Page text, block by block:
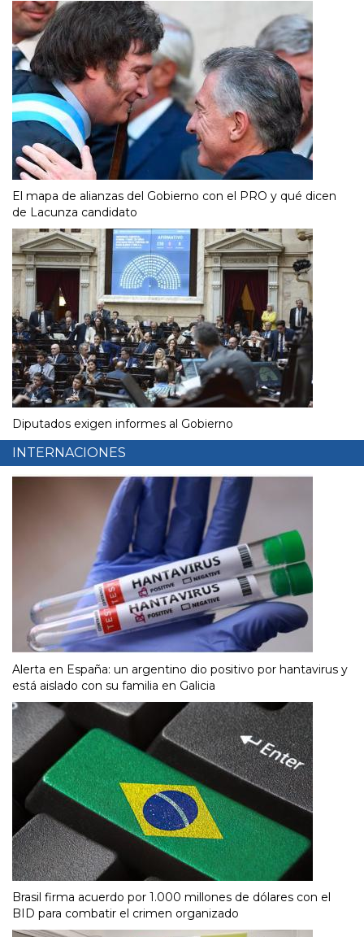
El mapa de alianzas del Gobierno con el PRO y qué dicen
de Lacunza candidato
Diputados exigen informes al Gobierno
INTERNACIONES
Alerta en España: un argentino dio positivo por hantavirus y
está aislado con su familia en Galicia
Brasil firma acuerdo por 1.000 millones de dólares con el
BID para combatir el crimen organizado